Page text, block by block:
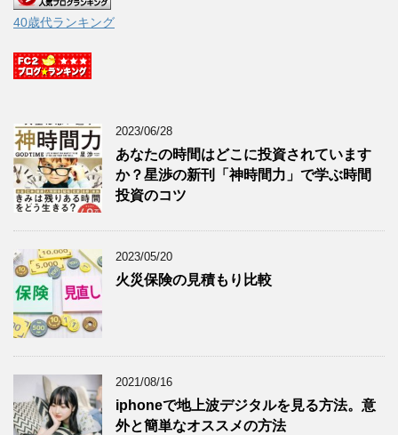
40歳代ランキング
2023/06/28
あなたの時間はどこに投資されています
か？星渉の新刊「神時間力」で学ぶ時間
投資のコツ
2023/05/20
火災保険の見積もり比較
2021/08/16
iphoneで地上波デジタルを見る方法。意
外と簡単なオススメの方法